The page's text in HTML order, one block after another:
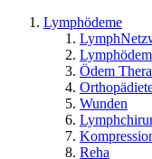
Lymphödeme
Ödem
Wunden
Reha